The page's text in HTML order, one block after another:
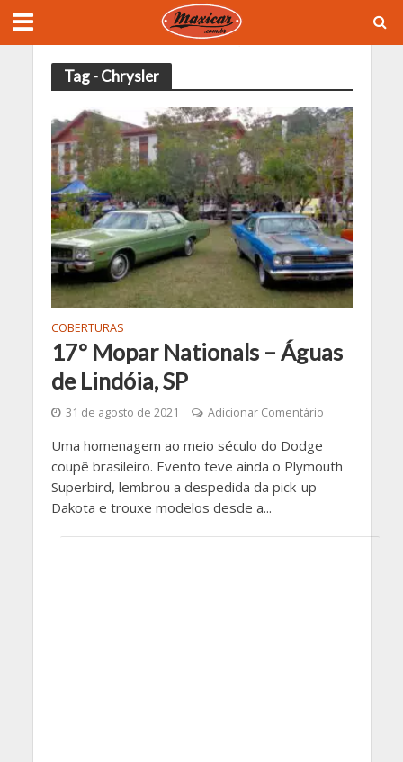
Tag - Chrysler
COBERTURAS
17º Mopar Nationals – Águas
de Lindóia, SP
31 de agosto de 2021 Adicionar Comentário
Uma homenagem ao meio século do Dodge
coupê brasileiro. Evento teve ainda o Plymouth
Superbird, lembrou a despedida da pick-up
Dakota e trouxe modelos desde a...